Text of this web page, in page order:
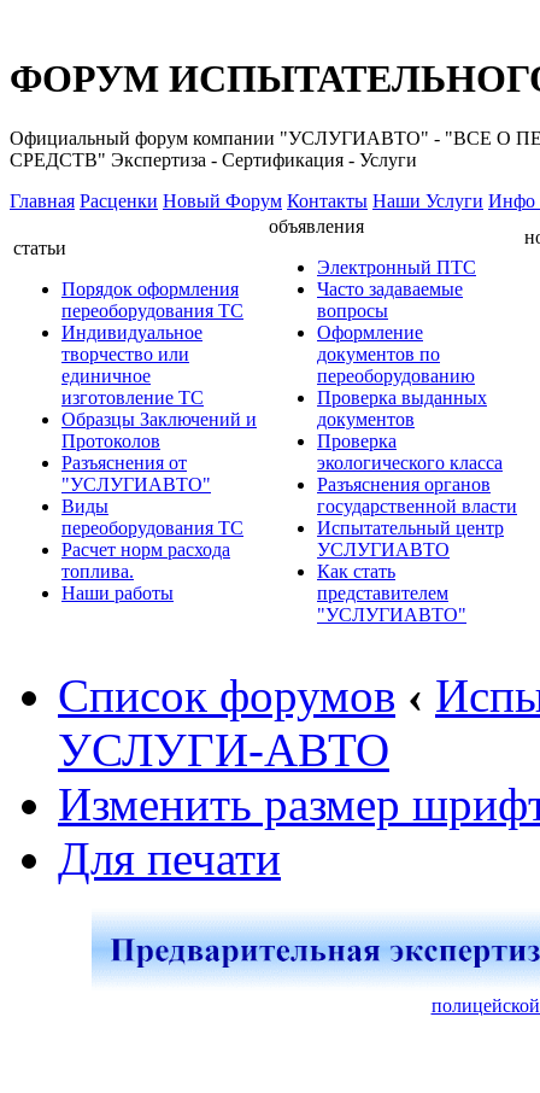
ФОРУМ
Официальный форум компании "УСЛУГИАВТО" -
СРЕДСТВ" Экспертиза - Сертификация - Услуги
Главная Расценки Новый Форум Контакты Наши Услуги Инфо
статьи
Порядок оформления
переоборудования ТС
Индивидуальное
творчество или
единичное
изготовление ТС
Образцы Заключений и
Протоколов
Разъяснения от
"УСЛУГИАВТО"
Виды
переоборудования ТС
Расчет норм расхода
топлива.
Наши работы
объявления
Электронный ПТС
Часто задаваемые
вопросы
Оформление
документов по
переоборудованию
Проверка выданных
документов
Проверка
экологического класса
Разъяснения органов
государственной власти
Испытательный центр
УСЛУГИАВТО
Как стать
представителем
"УСЛУГИАВТО"
Список форумов ‹
УСЛУГИ-АВТО
Изменить размер
Для печати